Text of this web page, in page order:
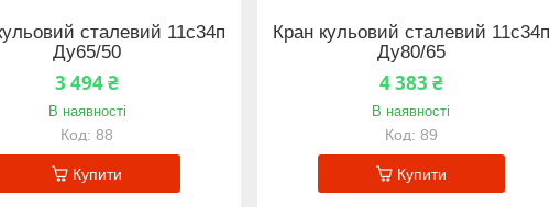
сталевий 11с34п
Ду65/50
3 494 ₴
В наявності
88
Купити
Кран кульовий сталевий 11с34п
Ду80/65
4 383 ₴
В наявності
89
Купити